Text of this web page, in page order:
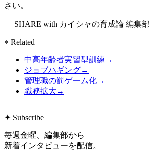
さい。
— SHARE with カイシャの育成論 編集部
⌖ Related
中高年齢者実習型訓練 →
ジョブハギング→
管理職の罰ゲーム化→
職務拡大 →
✦ Subscribe
毎週金曜、編集部から
新着インタビューを配信。